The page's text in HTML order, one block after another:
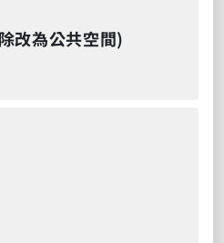
改為公共空間)